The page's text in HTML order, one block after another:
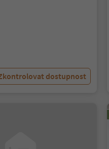
dostupnost